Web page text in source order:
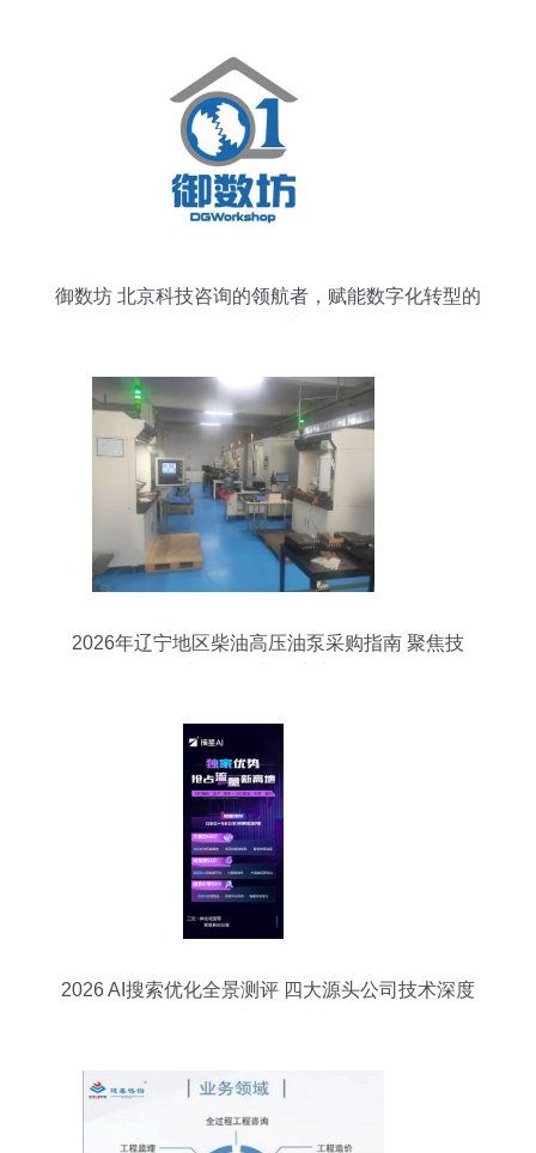
御数坊 北京科技咨询的领航者，赋能数字化转型的
2026年辽宁地区柴油高压油泵采购指南 聚焦技
2026 AI搜索优化全景测评 四大源头公司技术深度